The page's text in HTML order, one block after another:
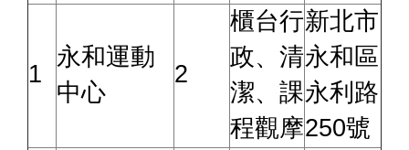
1
永和運動
中心
2
櫃台行
政、清
潔、課
程觀摩
新北市
永和區
永利路
250號